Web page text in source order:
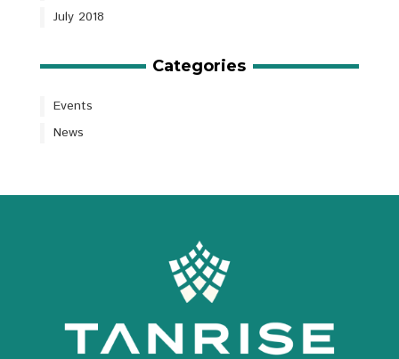
July 2018
Categories
Events
News